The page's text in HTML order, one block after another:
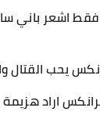
اشعر باني
يحب القتال
اراد